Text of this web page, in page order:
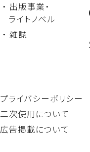
プライバシーポリシー
二次使用について
広告掲載について
・ 出版事業・
ライトノベル
・ 雑誌